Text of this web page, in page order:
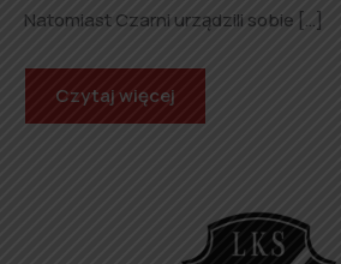
Natomiast Czarni urządzili sobie […]
Czytaj więcej